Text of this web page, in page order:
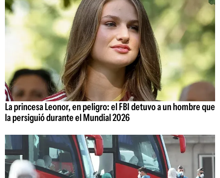
La princesa Leonor, en peligro: el FBI detuvo a un hombre que
la persiguió durante el Mundial 2026